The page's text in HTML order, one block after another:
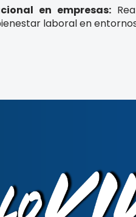
en empresas:
laboral en